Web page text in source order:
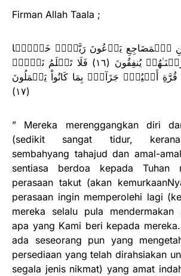
Firman Allah Taala ;
عَنِ ٱلۡمَضَاجِعِ يَدۡعُونَ رَبَّہُمۡ خَوۡفً۬ا
وَطَمَعً۬ا وَمِمَّا رَزَقۡنَـٰهُمۡ يُنفِقُونَ (١٦) فَلَا تَعۡلَمُ نَفۡسٌ۬
قُرَّةِ أَعۡيُنٍ۬ جَزَآءَۢ بِمَا كَانُواْ يَعۡمَلُونَ
(١٧)
” Mereka merenggangkan diri
(sedikit sangat tidur, kerana
sembahyang tahajud dan amal-
sentiasa berdoa kepada Tuhan
perasaan takut (akan
perasaan ingin memperolehi lagi
mereka selalu pula mendermakan
apa yang Kami beri kepada
ada seseorang pun yang
persediaan yang telah dirahsiakan
segala jenis nikmat) yang amat